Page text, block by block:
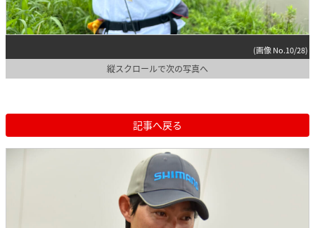
(画像 No.10/28)
縦スクロールで次の写真へ
記事へ戻る